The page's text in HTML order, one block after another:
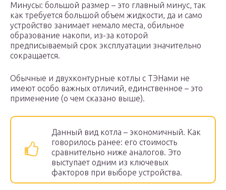
Минусы: большой размер – это главный минус, так
как требуется большой объем жидкости, да и само
устройство занимает немало места, обильное
образование накопи, из-за которой
предписываемый срок эксплуатации значительно
сокращается.
Обычные и двухконтурные котлы с ТЭНами не
имеют особо важных отличий, единственное – это
применение (о чем сказано выше).
Данный вид котла – экономичный. Как
говорилось ранее: его стоимость
сравнительно ниже аналогов. Это
выступает одним из ключевых
факторов при выборе устройства.